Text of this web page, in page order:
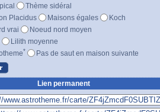
Thème sidéral
Placidus
Maisons égales
Koch
vrai
Noeud nord moyen
Lilith moyenne
* Pas de saut en maison suivante
Lien permanent